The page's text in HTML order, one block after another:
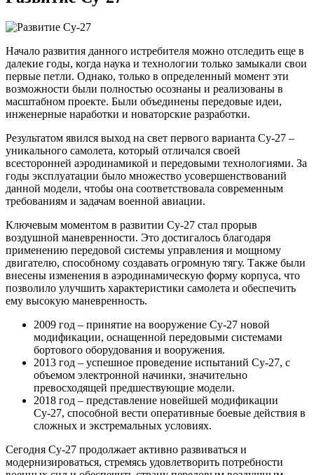
Начало развития данного истребителя можно отследить еще в
далекие годы, когда наука и технологии только замыкали свои
первые петли. Однако, только в определенный момент эти
возможности были полностью осознаны и реализованы в
масштабном проекте. Были объединены передовые идеи,
инженерные наработки и новаторские разработки.
Результатом явился выход на свет первого варианта Су-27 –
уникального самолета, который отличался своей
всесторонней аэродинамикой и передовыми технологиями. За
годы эксплуатации было множество усовершенствований
данной модели, чтобы она соответствовала современным
требованиям и задачам военной авиации.
Ключевым моментом в развитии Су-27 стал прорыв
воздушной маневренности. Это достигалось благодаря
применению передовой системы управления и мощному
двигателю, способному создавать огромную тягу. Также были
внесены изменения в аэродинамическую форму корпуса, что
позволило улучшить характеристики самолета и обеспечить
ему высокую маневренность.
2009 год – принятие на вооружение Су-27 новой
модификации, оснащенной передовыми системами
бортового оборудования и вооружения.
2013 год – успешное проведение испытаний Су-27, с
объемом электронной начинки, значительно
превосходящей предшествующие модели.
2018 год – представление новейшей модификации
Су-27, способной вести оперативные боевые действия в
сложных и экстремальных условиях.
Сегодня Су-27 продолжает активно развиваться и
модернизироваться, стремясь удовлетворить потребности